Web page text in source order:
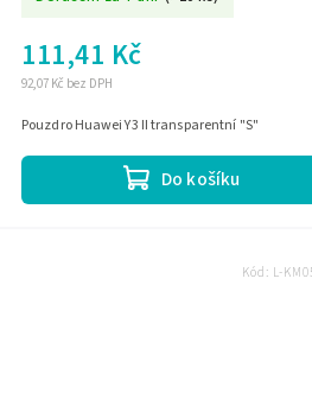
92,07 Kč bez DPH
111,41 Kč
Do košíku
Pouzdro Huawei Y3 II transparentní "S"
Kód: L-